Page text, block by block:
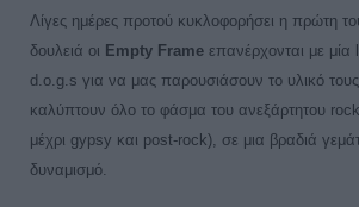
Λίγες ημέρες προτού κυκλοφορήσει η πρώτη
δουλειά οι Empty Frame επανέρχονται με μία
d . o. g. s για να μας παρουσιάσουν το υλικό
καλύπτουν όλο το φάσμα του ανεξάρτητου rock
μέχρι gypsy και post-rock), σε μια βραδιά
δυναμισμό.